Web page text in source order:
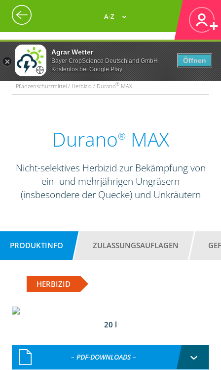
Agrar Wetter
Bayer CropScience Deutschland GmbH
Kostenlos bei Google Play
Öffnen
A-Z
Pflanzenschutzmittel / Herbizid / Durano® MAX
Durano® MAX
Nicht-selektives Herbizid zur Bekämpfung von
ein- und mehrjährigen Ungräsern
(insbesondere der Quecke) und Unkräutern
PRODUKTINFO ZULASSUNGSAUFLAGEN
HERBIZID
20 l
– PDF-DOWNLOADS –